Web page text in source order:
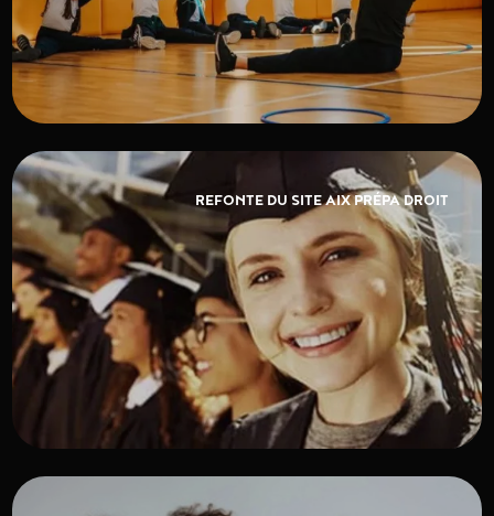
REFONTE DU SITE AIX PRÉPA DROIT